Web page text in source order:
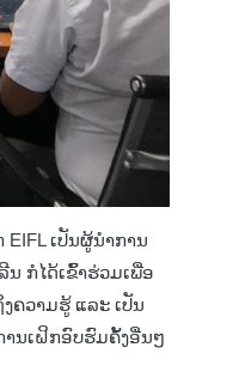
ເປັນຜູ້ນຳການ
ກໍໄດ້ເຂົ້າຮ່ວມເພື່ອ
ຄວາມຮູ້ ແລະ ເປັນ
ານເຝິກອົບຮົມຄັ້ງອື່ນໆ